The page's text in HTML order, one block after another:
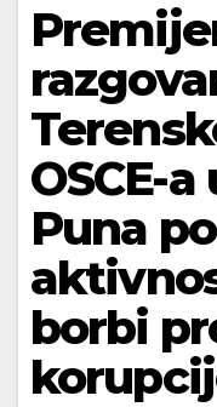
OSCE-
Puna
borbi